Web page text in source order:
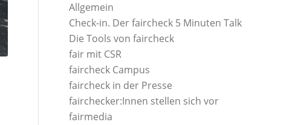
Allgemein
Check-in. Der faircheck 5 Minuten Talk
Die Tools von faircheck
fair mit CSR
faircheck Campus
faircheck in der Presse
fairchecker:Innen stellen sich vor
fairmedia